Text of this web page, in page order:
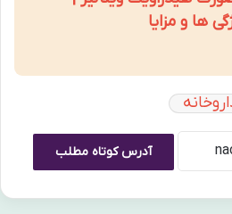
ها و مزایا
آدرس کوتاه مطلب